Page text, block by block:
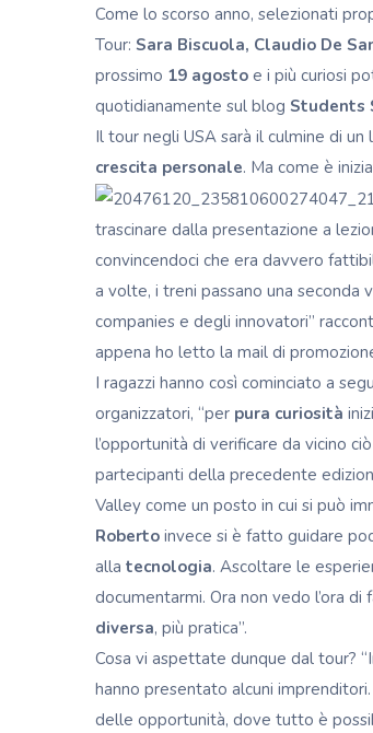
Come lo scorso anno, selezionati
Tour: Sara Biscuola, Claudio De
prossimo 19 agosto e i più curiosi
quotidianamente sul blog Students
Il tour negli USA sarà il culmine di
crescita personale. Ma come è
trascinare dalla presentazione a
convincendoci che era davvero
a volte, i treni passano una seconda
companies e degli innovatori”
appena ho letto la mail di
I ragazzi hanno così cominciato a
organizzatori, “per pura curiosità
l’opportunità di verificare da vicino
partecipanti della precedente
Valley come un posto in cui si può
Roberto invece si è fatto guidare
alla tecnologia. Ascoltare le
documentarmi. Ora non vedo l’ora
diversa, più pratica”.
Cosa vi aspettate dunque dal tour?
hanno presentato alcuni
delle opportunità, dove tutto è